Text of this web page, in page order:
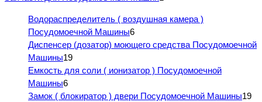
Водораспределитель ( воздушная камера )
Посудомоечной Машины6
Диспенсер (дозатор) моющего средства Посудомоечной
Машины19
Емкость для соли ( ионизатор ) Посудомоечной
Машины6
Замок ( блокиратор ) двери Посудомоечной Машины19